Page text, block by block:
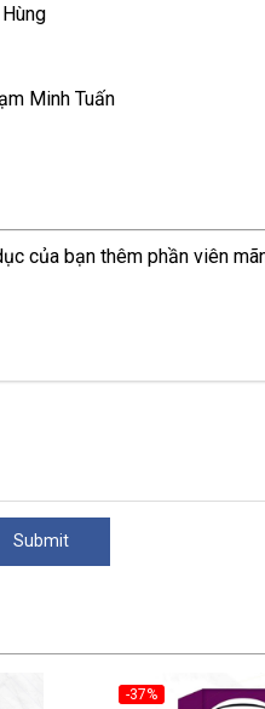
Minh Tuấn
của bạn thêm phần viên
-37%